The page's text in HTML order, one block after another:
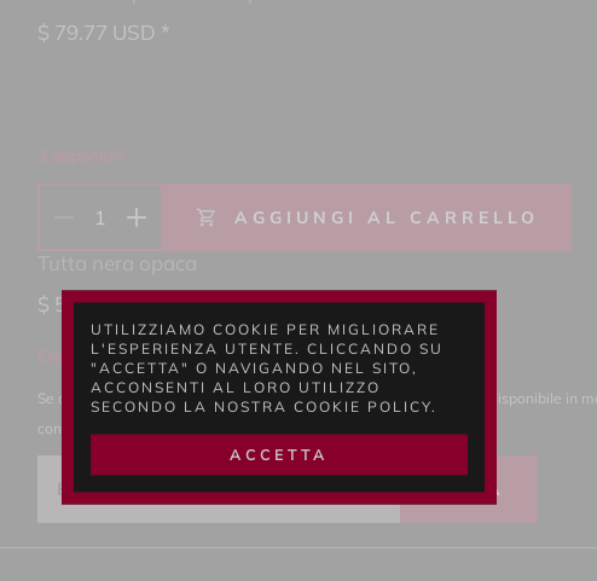
$ 79.77 USD *
1 AGGIUNGI AL CARRELLO
$ 53.18USD *
Esaurito
Se desiderate essere notificati quando il prodotto sarà nuovamente disponibile in
contatteremo.
INVIA
UTILIZZIAMO COOKIE PER MIGLIORARE
L'ESPERIENZA UTENTE. CLICCANDO SU
"ACCETTA" O NAVIGANDO NEL SITO,
ACCONSENTI AL LORO UTILIZZO
SECONDO LA NOSTRA COOKIE POLICY.
ACCETTA